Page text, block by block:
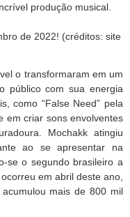
produção musical.
de 2022! (créditos: site
o transformaram em um
público com sua energia
como “False Need” pela
em criar sons envolventes
Mochakk atingiu
ao se apresentar na
se o segundo brasileiro a
em abril deste ano,
mais de 800 mil